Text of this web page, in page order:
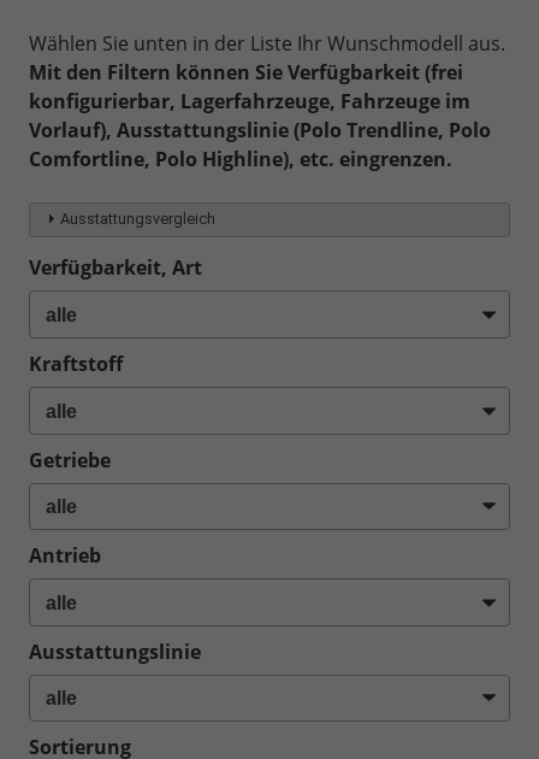
Wählen Sie unten in der Liste Ihr Wunschmodell aus.
Mit den Filtern können Sie Verfügbarkeit (frei
konfigurierbar, Lagerfahrzeuge, Fahrzeuge im
Vorlauf), Ausstattungslinie (Polo Trendline, Polo
Comfortline, Polo Highline), etc. eingrenzen.
Ausstattungsvergleich
Verfügbarkeit, Art
Kraftstoff
Getriebe
Antrieb
Ausstattungslinie
Sortierung